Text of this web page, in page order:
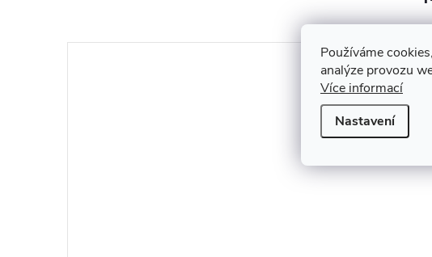
Používáme
analýze provozu
Více informací
Nastavení